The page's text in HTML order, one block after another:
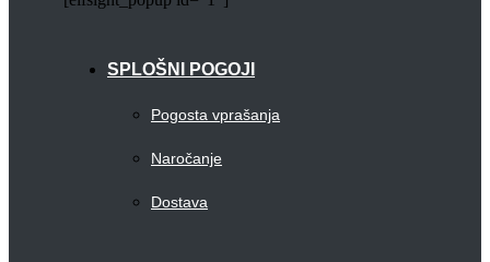
SPLOŠNI POGOJI
Pogosta vprašanja
Naročanje
Dostava